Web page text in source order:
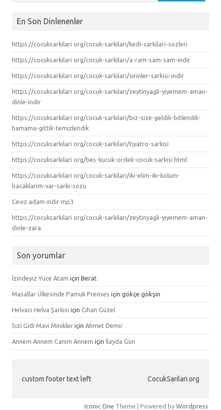
En Son Dinlenenler
https://cocuksarkilari org/cocuk-sarkilari/kedi-sarkilari-sozleri
https://cocuksarkilari org/cocuk-sarkilari/a-ram-sam-sam-indir
https://cocuksarkilari org/cocuk-sarkilari/sirinler-sarkisi-indir
https://cocuksarkilari org/cocuk-sarkilari/zeytinyagli-yiyemem-aman-
dinle-indir
https://cocuksarkilari org/cocuk-sarkilari/biz-size-geldik-bitlendik-
hamama-gittik-temizlendik
https://cocuksarkilari org/cocuk-sarkilari/tiyatro-sarkisi
https://cocuksarkilari org/bes-kucuk-ordek-cocuk-sarkisi html
https://cocuksarkilari org/cocuk-sarkilari/iki-elim-iki-kolum-
bacaklarim-var-sarki-sozu
Cevız adam ındır mp3
https://cocuksarkilari org/cocuk-sarkilari/zeytinyagli-yiyemem-aman-
dinle-zara
Son yorumlar
İzindeyiz Yüce Atam için Berat
Masallar Ülkesinde Pamuk Prenses için gökçe gökşin
Helvacı Helva Şarkısı için Cihan Güzel
Sizi Gidi Mavi Minikler için Ahmet Demir
Annem Annem Canım Annem için İlayda Gün
custom footer text left CocukSarilari.org
Iconic One Theme | Powered by Wordpress